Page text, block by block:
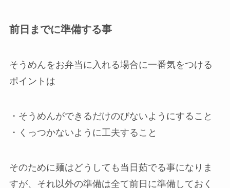
前日までに準備する事
そうめんをお弁当に入れる場合に一番気をつける
ポイントは
・そうめんができるだけのびないようにすること
・くっつかないように工夫すること
そのために麺はどうしても当日茹でる事になりま
すが、それ以外の準備は全て前日に準備しておく